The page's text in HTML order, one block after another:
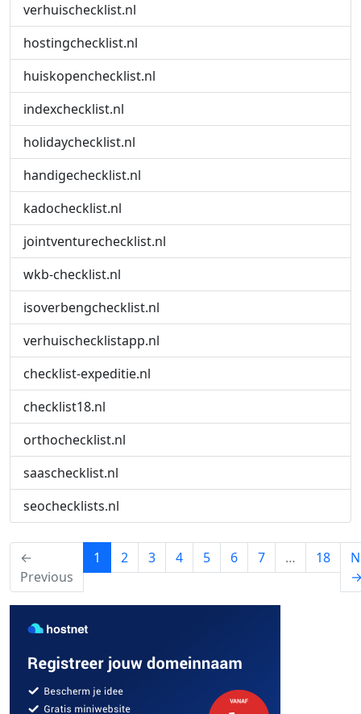
verhuischecklist.nl
hostingchecklist.nl
huiskopenchecklist.nl
indexchecklist.nl
holidaychecklist.nl
handigechecklist.nl
kadochecklist.nl
jointventurechecklist.nl
wkb-checklist.nl
isoverbengchecklist.nl
verhuischecklistapp.nl
checklist-expeditie.nl
checklist18.nl
orthochecklist.nl
saaschecklist.nl
seochecklists.nl
←
Previous
1 (current)
2 3 4 5 6 7 … 18